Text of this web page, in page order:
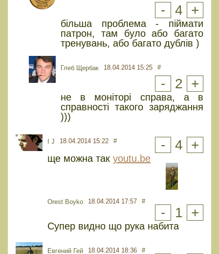
- 4 +
більша проблема - піймати
патрон, там було або багато
тренувань, або багато дублів )
Глеб Щербак 18.04.2014 15:25 #
- 2 +
не в моніторі справа, а в
справності такого заряджання
)))
I J 18.04.2014 15:22 # - 4 +
ще можна так youtu.be
Orest Boyko 18.04.2014 17:57 #
- 1 +
Супер видно що рука набита
Евгений Гей 18.04.2014 18:36 #